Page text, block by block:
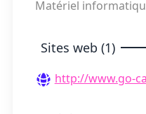
Matériel
Sites web (1)
http://www.go-